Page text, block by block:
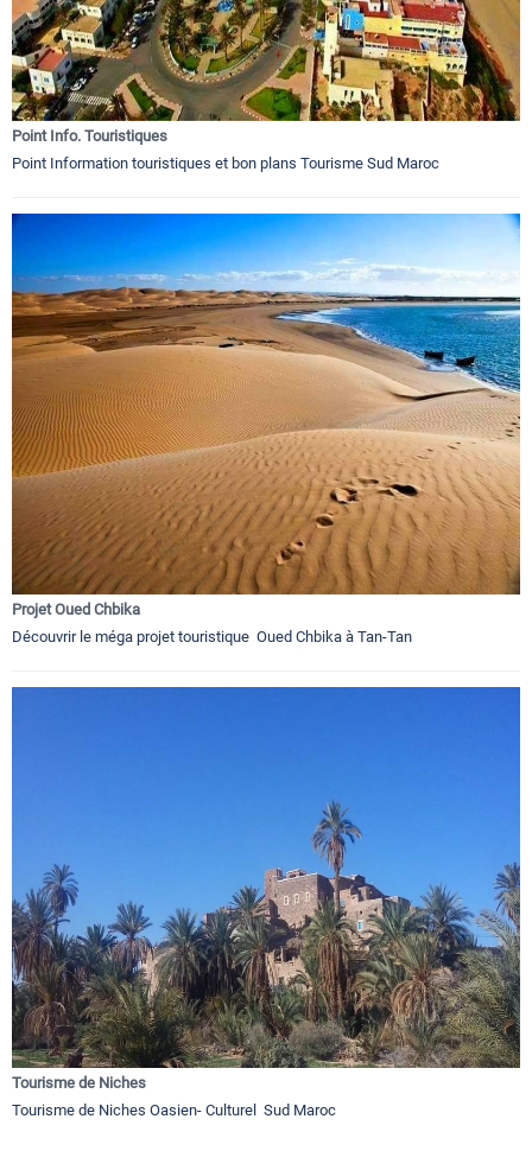
Point Info. Touristiques
Point Information touristiques et bon plans Tourisme Sud Maroc
Projet Oued Chbika
Découvrir le méga projet touristique Oued Chbika à Tan-Tan
Tourisme de Niches
Tourisme de Niches Oasien- Culturel Sud Maroc